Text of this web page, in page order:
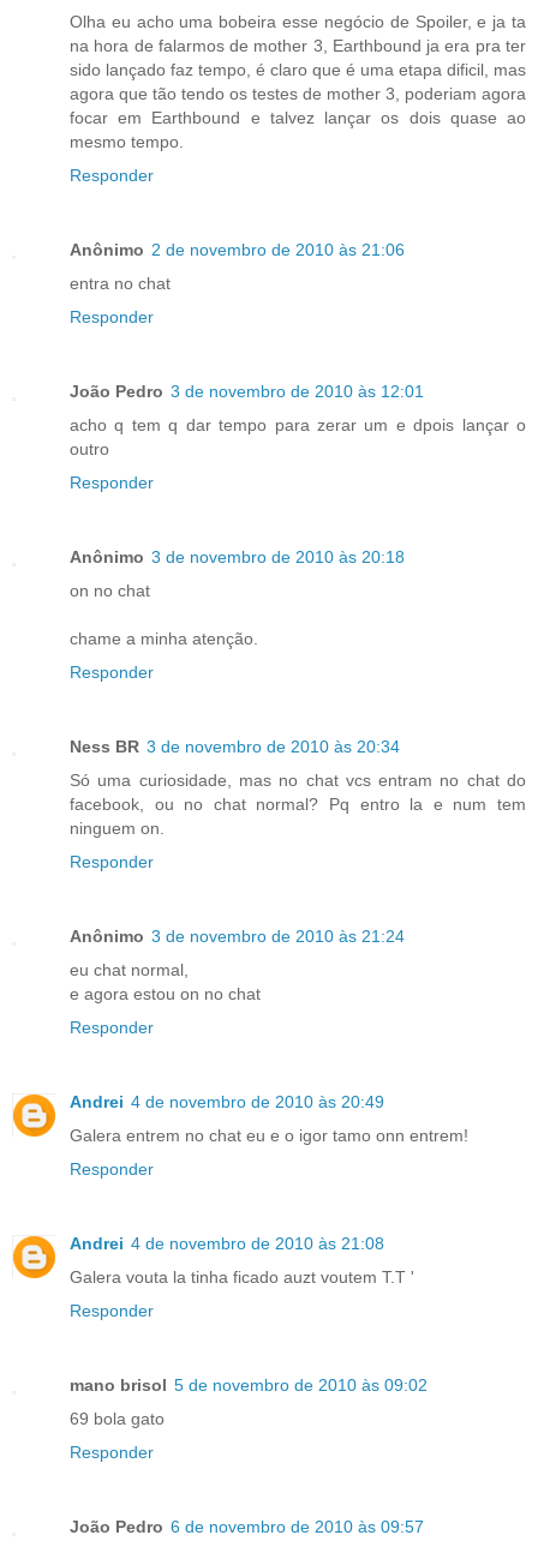
Olha eu acho uma bobeira esse negócio de Spoiler, e ja ta
na hora de falarmos de mother 3, Earthbound ja era pra ter
sido lançado faz tempo, é claro que é uma etapa dificil, mas
agora que tão tendo os testes de mother 3, poderiam agora
focar em Earthbound e talvez lançar os dois quase ao
mesmo tempo.
Responder
Anônimo 2 de novembro de 2010 às 21:06
entra no chat
Responder
João Pedro 3 de novembro de 2010 às 12:01
acho q tem q dar tempo para zerar um e dpois lançar o
outro
Responder
Anônimo 3 de novembro de 2010 às 20:18
on no chat
chame a minha atenção.
Responder
Ness BR 3 de novembro de 2010 às 20:34
Só uma curiosidade, mas no chat vcs entram no chat do
facebook, ou no chat normal? Pq entro la e num tem
ninguem on.
Responder
Anônimo 3 de novembro de 2010 às 21:24
eu chat normal,
e agora estou on no chat
Responder
Andrei 4 de novembro de 2010 às 20:49
Galera entrem no chat eu e o igor tamo onn entrem!
Responder
Andrei 4 de novembro de 2010 às 21:08
Galera vouta la tinha ficado auzt voutem T.T '
Responder
mano brisol 5 de novembro de 2010 às 09:02
69 bola gato
Responder
João Pedro 6 de novembro de 2010 às 09:57